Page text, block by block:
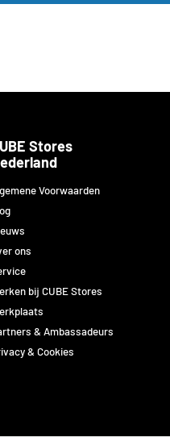
Stores
Voorwaarden
ons
bij CUBE Stores
& Ambassadeurs
& Cookies